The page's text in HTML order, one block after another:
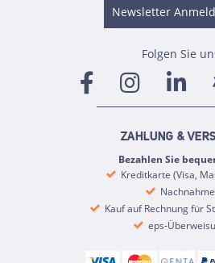
Newsletter
Folgen Sie
ZAHLUNG &
Bezahlen Sie
Kreditkarte (Visa,
Nachnahme
Kauf auf Rechnung für
eps-